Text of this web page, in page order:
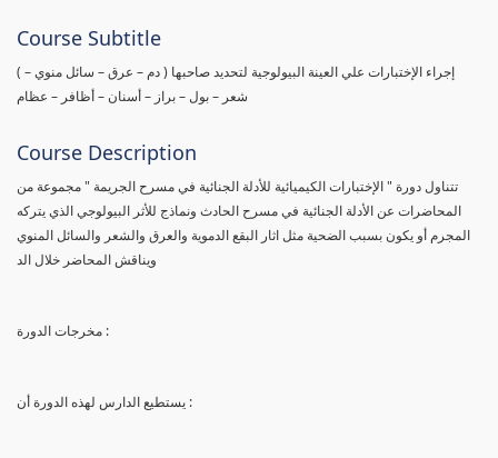
Course Subtitle
( إجراء الإختبارات علي العينة البيولوجية لتحديد صاحبها ( دم – عرق – سائل منوي –
شعر – بول – براز – أسنان – أظافر – عظام
Course Description
تتناول دورة " الإختبارات الكيميائية للأدلة الجنائية في مسرح الجريمة " مجموعة من
المحاضرات عن الأدلة الجنائية في مسرح الحادث ونماذج للأثر البيولوجي الذي يتركه
المجرم أو يكون بسبب الضحية مثل اثار البقع الدموية والعرق والشعر والسائل المنوي
ويناقش المحاضر خلال الد
مخرجات الدورة :
يستطيع الدارس لهذه الدورة أن :